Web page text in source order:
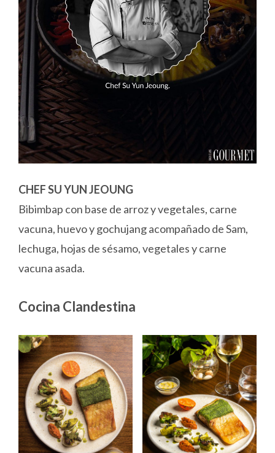
CHEF SU YUN JEOUNG
Bibimbap con base de arroz y vegetales, carne
vacuna, huevo y gochujang acompañado de Sam,
lechuga, hojas de sésamo, vegetales y carne
vacuna asada.
Cocina Clandestina